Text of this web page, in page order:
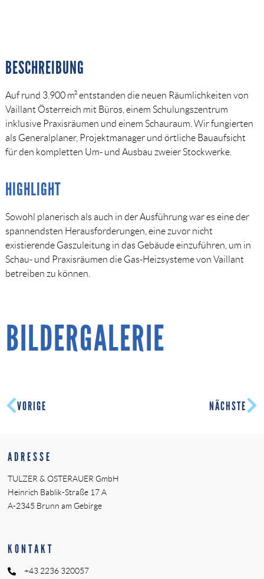
BESCHREIBUNG
Auf rund 3.900 m² entstanden die neuen Räumlichkeiten von
Vaillant Österreich mit Büros, einem Schulungszentrum
inklusive Praxisräumen und einem Schauraum. Wir fungierten
als Generalplaner, Projektmanager und örtliche Bauaufsicht
für den kompletten Um- und Ausbau zweier Stockwerke.
HIGHLIGHT
Sowohl planerisch als auch in der Ausführung war es eine der
spannendsten Herausforderungen, eine zuvor nicht
existierende Gaszuleitung in das Gebäude einzuführen, um in
Schau- und Praxisräumen die Gas-Heizsysteme von Vaillant
betreiben zu können.
BILDERGALERIE
VORIGE NÄCHSTE
ADRESSE
TULZER & OSTERAUER GmbH
Heinrich Bablik-Straße 17 A
A-2345 Brunn am Gebirge
KONTAKT
+43 2236 320057